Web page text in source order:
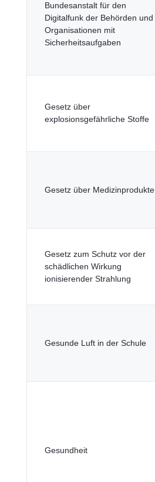
Bundesanstalt für den
Digitalfunk der Behörden und
Organisationen mit
Sicherheitsaufgaben
Gesetz über
explosionsgefährliche Stoffe
Gesetz über Medizinprodukte
Gesetz zum Schutz vor der
schädlichen Wirkung
ionisierender Strahlung
Gesunde Luft in der Schule
Gesundheit